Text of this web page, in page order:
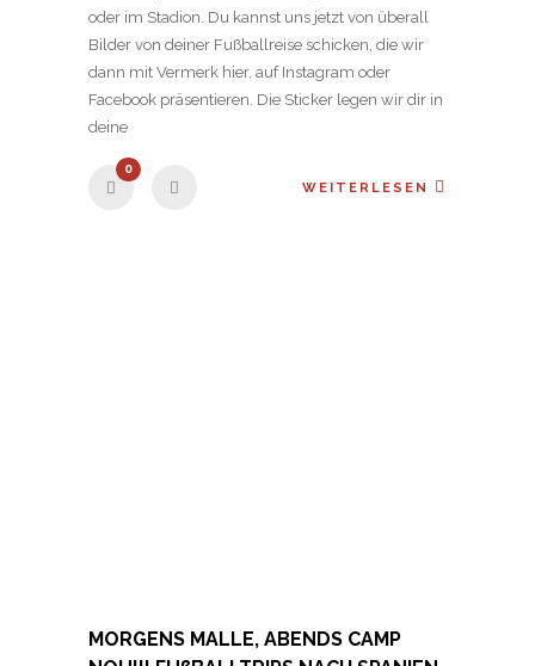
oder im Stadion. Du kannst uns jetzt von überall
Bilder von deiner Fußballreise schicken, die wir
dann mit Vermerk hier, auf Instagram oder
Facebook präsentieren. Die Sticker legen wir dir in
deine
0
WEITERLESEN
MORGENS MALLE, ABENDS CAMP